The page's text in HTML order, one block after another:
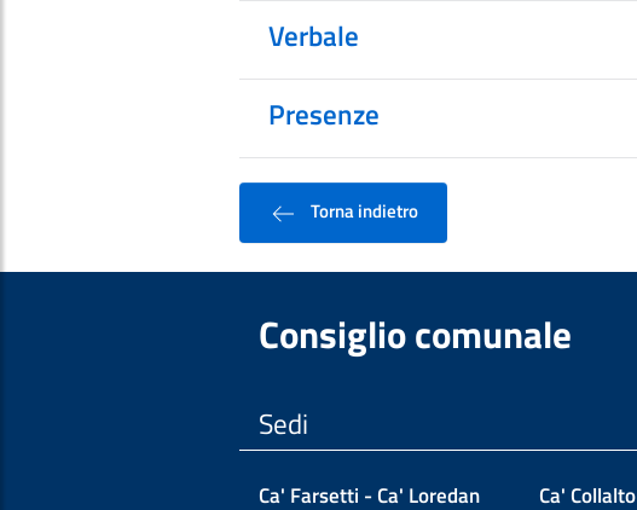
Verbale
Presenze
Torna indietro
Consiglio comunale
Sedi
Ca' Farsetti - Ca' Loredan
Ca' Collalto